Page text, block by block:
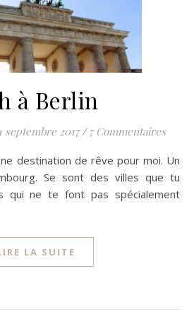
à Berlin
septembre 2017 / 7 Commentaires
Se sont des villes que tu
qui ne te font pas spécialement
LA SUITE